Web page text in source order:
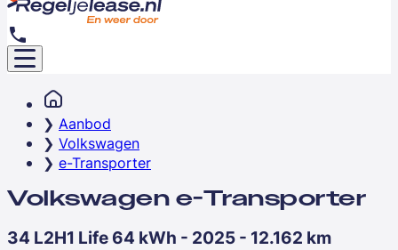
Aanbod
Volkswagen
e-Transporter
Volkswagen e-Transporter
34 L2H1 Life 64 kWh - 2025 - 12.162 km